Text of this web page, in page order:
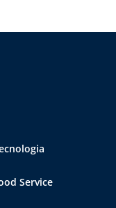
Service